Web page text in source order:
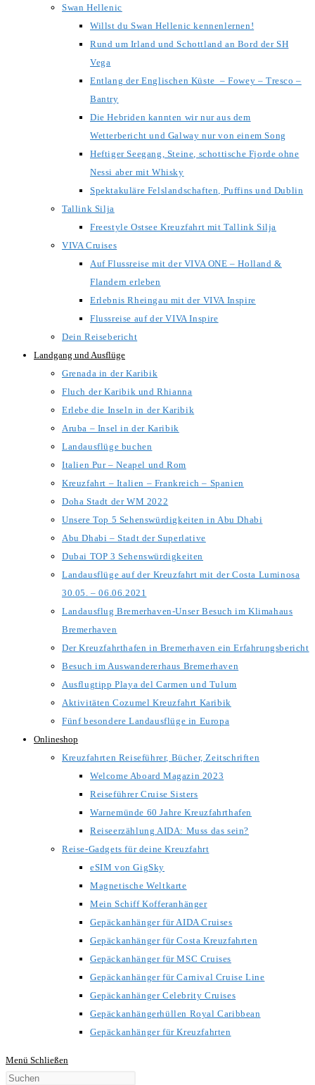
Swan Hellenic
Willst du Swan Hellenic kennenlernen!
Rund um Irland und Schottland an Bord der SH
Vega
Entlang der Englischen Küste – Fowey – Tresco –
Bantry
Die Hebriden kannten wir nur aus dem
Wetterbericht und Galway nur von einem Song
Heftiger Seegang, Steine, schottische Fjorde ohne
Nessi aber mit Whisky
Spektakuläre Felslandschaften, Puffins und Dublin
Tallink Silja
Freestyle Ostsee Kreuzfahrt mit Tallink Silja
VIVA Cruises
Auf Flussreise mit der VIVA ONE – Holland &
Flandern erleben
Erlebnis Rheingau mit der VIVA Inspire
Flussreise auf der VIVA Inspire
Dein Reisebericht
Landgang und Ausflüge
Grenada in der Karibik
Fluch der Karibik und Rhianna
Erlebe die Inseln in der Karibik
Aruba – Insel in der Karibik
Landausflüge buchen
Italien Pur – Neapel und Rom
Kreuzfahrt – Italien – Frankreich – Spanien
Doha Stadt der WM 2022
Unsere Top 5 Sehenswürdigkeiten in Abu Dhabi
Abu Dhabi – Stadt der Superlative
Dubai TOP 3 Sehenswürdigkeiten
Landausflüge auf der Kreuzfahrt mit der Costa Luminosa
30.05. – 06.06.2021
Landausflug Bremerhaven-Unser Besuch im Klimahaus
Bremerhaven
Der Kreuzfahrthafen in Bremerhaven ein Erfahrungsbericht
Besuch im Auswandererhaus Bremerhaven
Ausflugtipp Playa del Carmen und Tulum
Aktivitäten Cozumel Kreuzfahrt Karibik
Fünf besondere Landausflüge in Europa
Onlineshop
Kreuzfahrten Reiseführer, Bücher, Zeitschriften
Welcome Aboard Magazin 2023
Reiseführer Cruise Sisters
Warnemünde 60 Jahre Kreuzfahrthafen
Reiseerzählung AIDA: Muss das sein?
Reise-Gadgets für deine Kreuzfahrt
eSIM von GigSky
Magnetische Weltkarte
Mein Schiff Kofferanhänger
Gepäckanhänger für AIDA Cruises
Gepäckanhänger für Costa Kreuzfahrten
Gepäckanhänger für MSC Cruises
Gepäckanhänger für Carnival Cruise Line
Gepäckanhänger Celebrity Cruises
Gepäckanhängerhüllen Royal Caribbean
Gepäckanhänger für Kreuzfahrten
Menü Schließen
Diese